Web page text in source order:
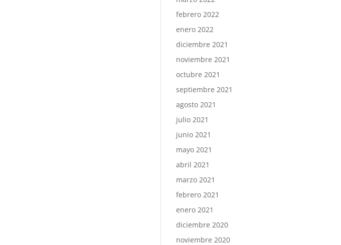
febrero 2022
enero 2022
diciembre 2021
noviembre 2021
octubre 2021
septiembre 2021
agosto 2021
julio 2021
junio 2021
mayo 2021
abril 2021
marzo 2021
febrero 2021
enero 2021
diciembre 2020
noviembre 2020